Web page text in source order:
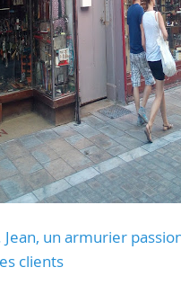
un armurier
clients